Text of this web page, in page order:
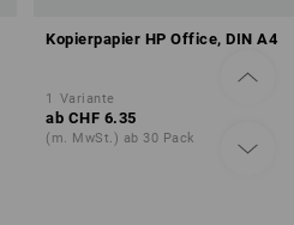
Kopierpapier HP Office, DIN A4
1 Variante
ab CHF 6.35
(m. MwSt.) ab 30 Pack